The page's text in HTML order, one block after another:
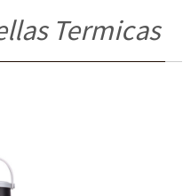
Termicas